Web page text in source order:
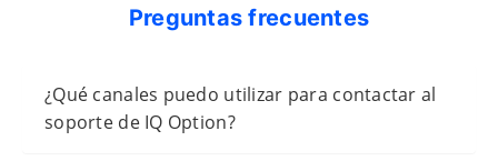
Preguntas frecuentes
¿Qué canales puedo utilizar para contactar al
soporte de IQ Option?